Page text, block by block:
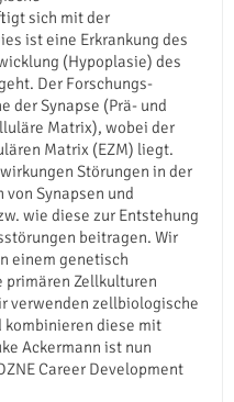
sich mit der
ist eine Erkrankung des
(Hypoplasie) des
Der Forschungs-
der Synapse (Prä- und
Matrix), wobei der
Matrix (EZM) liegt.
Störungen in der
von Synapsen und
wie diese zur Entstehung
beitragen. Wir
einem genetisch
Zellkulturen
verwenden zellbiologische
kombinieren diese mit
Ackermann ist nun
Career Development